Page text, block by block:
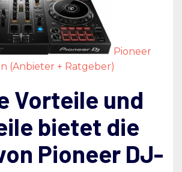
Pioneer
(Anbieter + Ratgeber)
Vorteile und
bietet die
Pioneer DJ-